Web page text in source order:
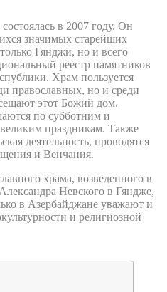
в 2007 году. Он
значимых старейших
Гянджи, но и всего
реестр памятников
Храм пользуется
православных, но и среди
этот Божий дом.
по субботним и
праздникам. Также
деятельность, проводятся
и Венчания.
храма, возведенного в
Невского в Гяндже,
в Азербайджане уважают и
и религиозной